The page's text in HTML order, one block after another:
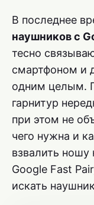
В последнее
наушников с
тесно
смартфоном и
одним целым.
гарнитур
при этом не
чего нужна и
взвалить ношу
Google Fast
искать